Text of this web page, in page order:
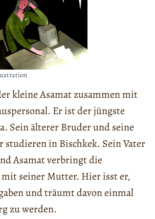
kleine Asamat zusammen mit
Er ist der jüngste
Sein älterer Bruder und seine
studieren in Bischkek. Sein Vater
Asamat verbringt die
seiner Mutter. Hier isst er,
und träumt davon einmal
zu werden.